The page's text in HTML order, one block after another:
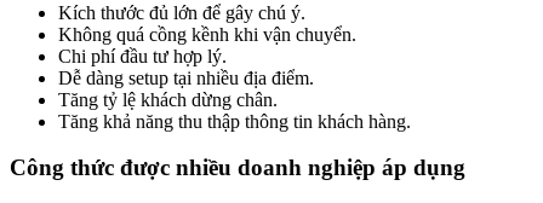
Kích thước đủ lớn để gây chú ý.
Không quá cồng kềnh khi vận chuyển.
Chi phí đầu tư hợp lý.
Dễ dàng setup tại nhiều địa điểm.
Tăng tỷ lệ khách dừng chân.
Tăng khả năng thu thập thông tin khách hàng.
Công thức được nhiều doanh nghiệp áp dụng